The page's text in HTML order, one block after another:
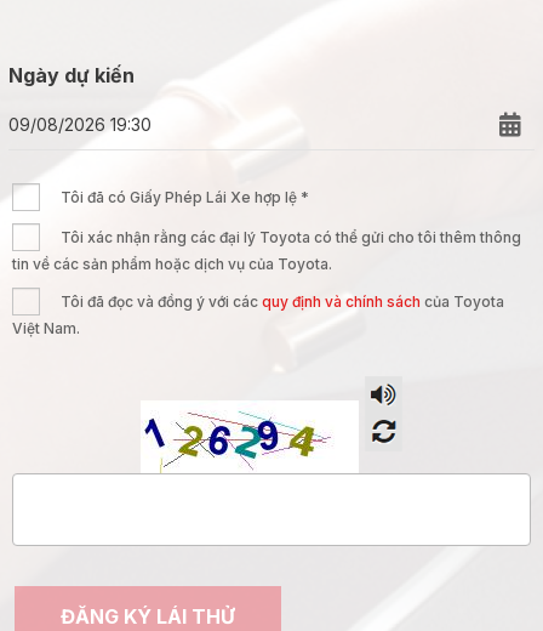
Ngày dự kiến
Tôi đã có Giấy Phép Lái Xe hợp lệ *
Tôi xác nhận rằng các đại lý Toyota có thể gửi cho tôi thêm thông
tin về các sản phẩm hoặc dịch vụ của Toyota.
Tôi đã đọc và đồng ý với các quy định và chính sách của Toyota
Việt Nam.
ĐĂNG KÝ LÁI THỬ